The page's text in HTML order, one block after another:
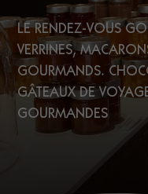
LE RENDEZ-VOUS
VERRINES,
GOURMANDS.
GÂTEAUX DE
GOURMANDES